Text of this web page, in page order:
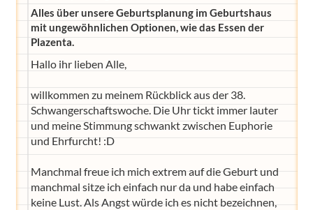
Alles über unsere Geburtsplanung im Geburtshaus
mit ungewöhnlichen Optionen, wie das Essen der
Plazenta.
Hallo ihr lieben Alle,
willkommen zu meinem Rückblick aus der 38.
Schwangerschaftswoche. Die Uhr tickt immer lauter
und meine Stimmung schwankt zwischen Euphorie
und Ehrfurcht! :D
Manchmal freue ich mich extrem auf die Geburt und
manchmal sitze ich einfach nur da und habe einfach
keine Lust. Als Angst würde ich es nicht bezeichnen,